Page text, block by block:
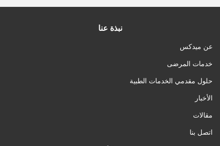
نبذة عنا
عن ميدكس
خدمات المرضى
حلول مقدمي الخدمات الطبية
الأخبار
مقالات
اتصل بنا